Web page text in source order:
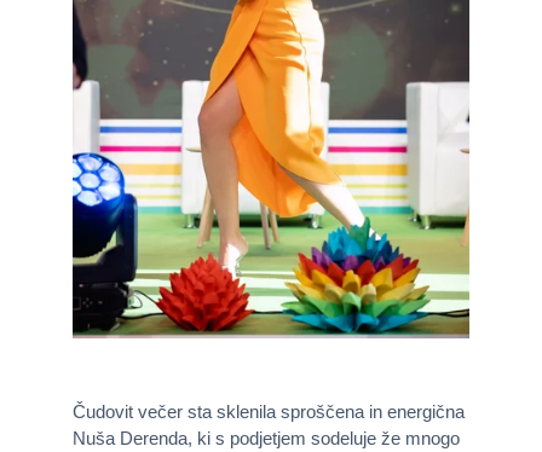
Čudovit večer sta sklenila sproščena in energična
Nuša Derenda, ki s podjetjem sodeluje že mnogo